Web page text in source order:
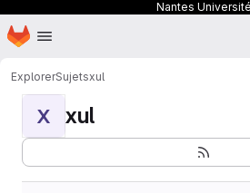
Nantes Université
Passer au contenu principal
Page d'accueil
ExplorerSujetsxul
X xul